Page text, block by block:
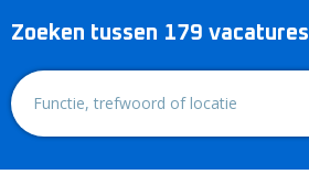
Zoeken tussen 179 vacatures